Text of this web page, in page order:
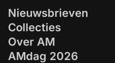
Nieuwsbrieven
Collecties
Over AM
AMdag 2026